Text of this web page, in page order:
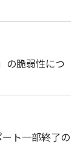
の脆弱性につ
ト一部終了の